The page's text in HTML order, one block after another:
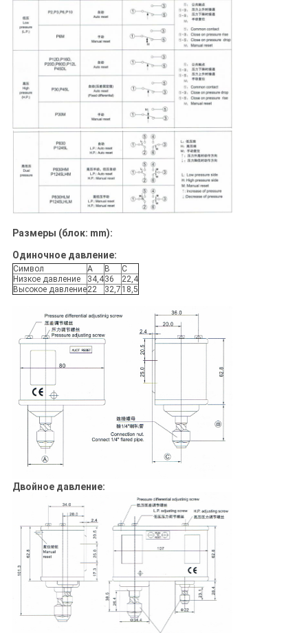
Размеры (блок: mm):
Одиночное давление:
Символ A B
C
Низкое давление
34,436
22,4
Высокое давление22 32,7 18,5
Двойное давление: